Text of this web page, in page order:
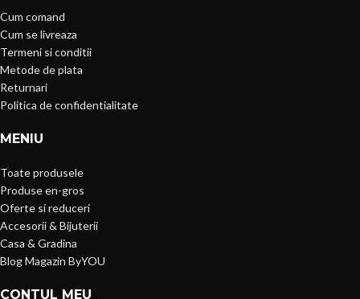
Cum comand
Cum se livreaza
Termeni si conditii
Metode de plata
Returnari
Politica de confidentialitate
MENIU
Toate produsele
Produse en-gros
Oferte si reduceri
Accesorii & Bijuterii
Casa & Gradina
Blog Magazin ByYOU
CONTUL MEU